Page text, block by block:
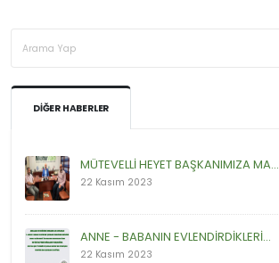
DIĞER HABERLER
MÜTEVELLİ HEYET BAŞKANIMIZA MA...
22 Kasım 2023
ANNE - BABANIN EVLENDİRDİKLERİ...
22 Kasım 2023